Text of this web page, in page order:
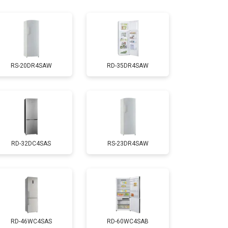
Заказать
2550 ₽ Заказать
Заказать
4750 ₽ Заказать
3650 ₽ Заказать
2550 ₽
RS-20DR4SAW RD-35DR4SAW
RD-32DC4SAS RS-23DR4SAW
RD-46WC4SAS RD-60WC4SAB